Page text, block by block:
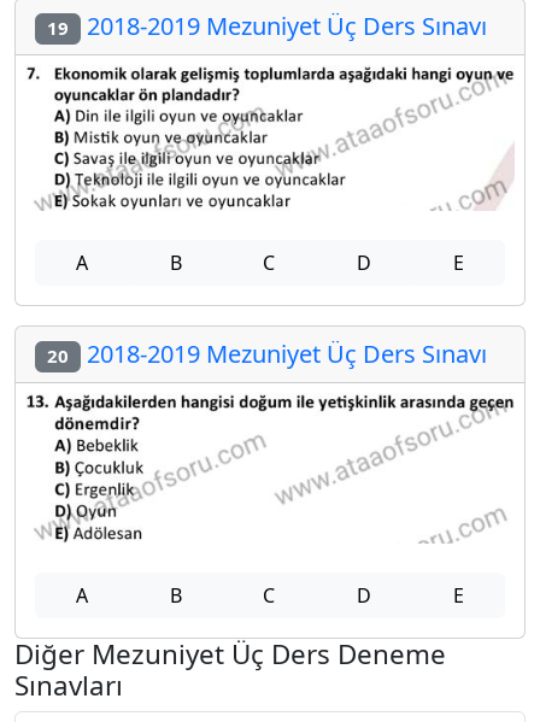
19 2018-2019 Mezuniyet Üç Ders Sınavı
A B C D E
20 2018-2019 Mezuniyet Üç Ders Sınavı
A B C D E
Diğer Mezuniyet Üç Ders Deneme
Sınavları